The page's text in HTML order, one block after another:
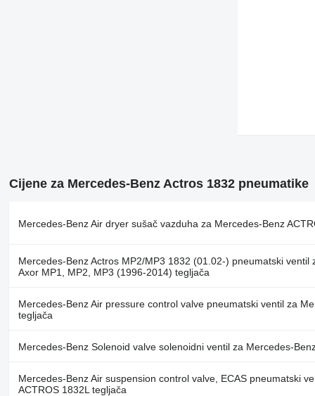
Cijene za Mercedes-Benz Actros 1832 pneumatikе
Mercedes-Benz Air dryer sušač vazduha za Mercedes-Benz
Mercedes-Benz Actros MP2/MP3 1832 (01.02-) pneumatski ventil
Axor MP1, MP2, MP3 (1996-2014) tegljača
Mercedes-Benz Air pressure control valve pneumatski ventil za
tegljača
Mercedes-Benz Solenoid valve solenoidni ventil za Mercedes-
Mercedes-Benz Air suspension control valve, ECAS pneumatski
ACTROS 1832L tegljača